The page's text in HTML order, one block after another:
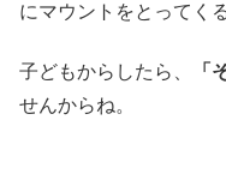
にマウントをとってく
子どもからしたら、 「
せんからね。